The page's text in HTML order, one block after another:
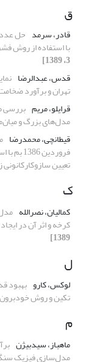
ق
قادر، سرمد حل
با استفاده از روش
3، 1389]
قدس، عبدالرضا
تهران و برآورد
قرایلو، مریم بررسی
مدل‌های بزرگ و
قیطانچی، محمدرضا
تعیین
ک
کمالیان، نصرالله
کرخه و اثر آن در
1389]
ل
لوکس، کارو بهبود
تکین و روش
م
ماهباز، سیدبیژن
مدل‌سازی فیزیک